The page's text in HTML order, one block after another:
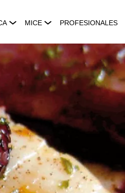
MICE PROFESIONALES